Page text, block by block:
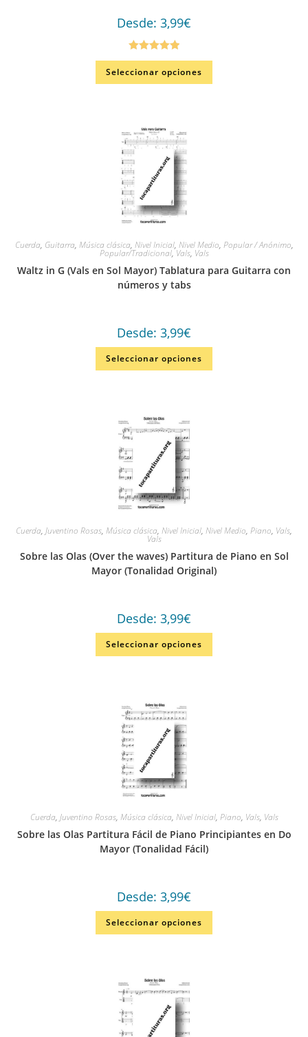
Desde: 3,99€
Valorado en
5.00de 5
Seleccionar opciones
Cuerda, Guitarra, Música clásica, Nivel Inicial, Nivel Medio, Popular / Anónimo,
Popular/Tradicional,Vals, Vals
Waltz in G (Vals en Sol Mayor) Tablatura para Guitarra con
números y tabs
Desde: 3,99€
Seleccionar opciones
Cuerda, Juventino Rosas, Música clásica, Nivel Inicial, Nivel Medio, Piano, Vals,
Vals
Sobre las Olas (Over the waves) Partitura de Piano en Sol
Mayor (Tonalidad Original)
Desde: 3,99€
Seleccionar opciones
Cuerda, Juventino Rosas, Música clásica, Nivel Inicial, Piano, Vals, Vals
Sobre las Olas Partitura Fácil de Piano Principiantes en Do
Mayor (Tonalidad Fácil)
Desde: 3,99€
Seleccionar opciones